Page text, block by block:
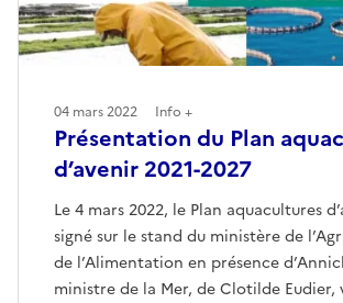
Présentation du Plan
d’avenir 2021-2027
Le 4 mars 2022, le Plan aquacultures
signé sur le stand du ministère de
de l’Alimentation en présence
ministre de la Mer, de Clotilde Eudier,
04 mars 2022 Info +